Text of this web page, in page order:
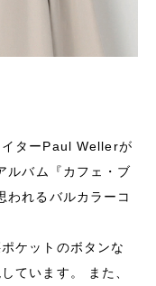
イターPaul Wellerが
ルバム『カフェ・ブ
われるバルカラーコ
ケットのボタンな
ています。 また、